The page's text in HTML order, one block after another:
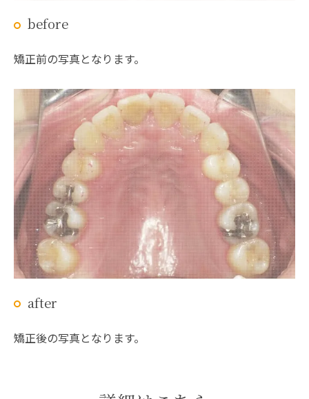
before
矯正前の写真となります。
after
矯正後の写真となります。